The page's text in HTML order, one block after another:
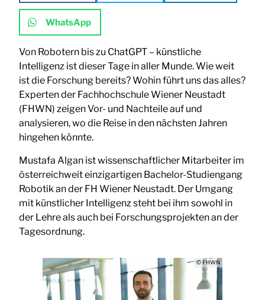
WhatsApp
Von Robotern bis zu ChatGPT – künstliche
Intelligenz ist dieser Tage in aller Munde. Wie weit
ist die Forschung bereits? Wohin führt uns das alles?
Experten der Fachhochschule Wiener Neustadt
(FHWN) zeigen Vor- und Nachteile auf und
analysieren, wo die Reise in den nächsten Jahren
hingehen könnte.
Mustafa Algan ist wissenschaftlicher Mitarbeiter im
österreichweit einzigartigen Bachelor-Studiengang
Robotik an der FH Wiener Neustadt. Der Umgang
mit künstlicher Intelligenz steht bei ihm sowohl in
der Lehre als auch bei Forschungsprojekten an der
Tagesordnung.
© FHWN